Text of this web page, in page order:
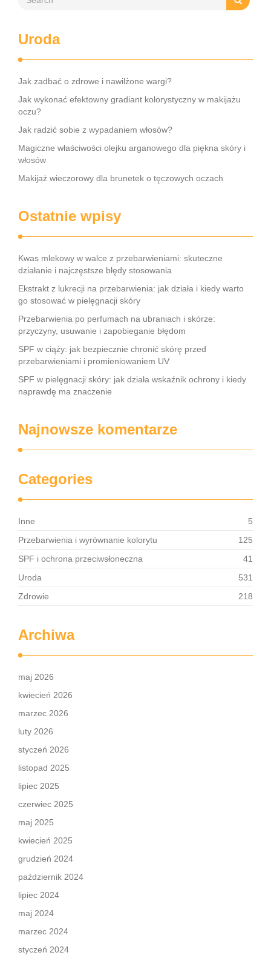
Uroda
Jak zadbać o zdrowe i nawilżone wargi?
Jak wykonać efektowny gradiant kolorystyczny w makijażu
oczu?
Jak radzić sobie z wypadaniem włosów?
Magiczne właściwości olejku arganowego dla piękna skóry i
włosów
Makijaż wieczorowy dla brunetek o tęczowych oczach
Ostatnie wpisy
Kwas mlekowy w walce z przebarwieniami: skuteczne
działanie i najczęstsze błędy stosowania
Ekstrakt z lukrecji na przebarwienia: jak działa i kiedy warto
go stosować w pielęgnacji skóry
Przebarwienia po perfumach na ubraniach i skórze:
przyczyny, usuwanie i zapobieganie błędom
SPF w ciąży: jak bezpiecznie chronić skórę przed
przebarwieniami i promieniowaniem UV
SPF w pielęgnacji skóry: jak działa wskaźnik ochrony i kiedy
naprawdę ma znaczenie
Najnowsze komentarze
Categories
Inne
5
Przebarwienia i wyrównanie kolorytu
125
SPF i ochrona przeciwsłoneczna
41
Uroda
531
Zdrowie
218
Archiwa
maj 2026
kwiecień 2026
marzec 2026
luty 2026
styczeń 2026
listopad 2025
lipiec 2025
czerwiec 2025
maj 2025
kwiecień 2025
grudzień 2024
październik 2024
lipiec 2024
maj 2024
marzec 2024
styczeń 2024